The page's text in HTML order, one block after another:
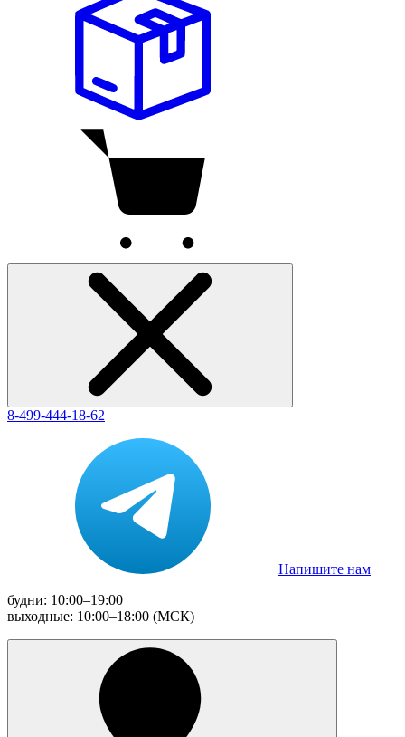
8-499-444-18-62
Напишите нам
будни: 10:00–19:00
выходные: 10:00–18:00 (МСК)